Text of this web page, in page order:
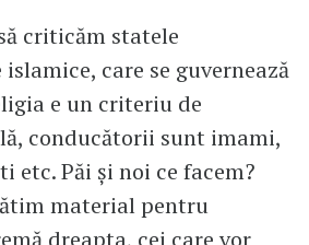
criticăm statele
care se guvernează
e un criteriu de
conducătorii sunt imami,
etc. Păi și noi ce facem?
material pentru